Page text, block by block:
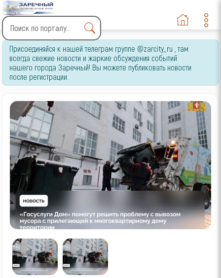
Type 2 or more characters
for results.
Присоединяйся к нашей телеграм группе @zarcity_ru , там
всегда свежие новости и жаркие обсуждения событий
нашего города Заречный! Вы можете публиковать новости
после регистрации.